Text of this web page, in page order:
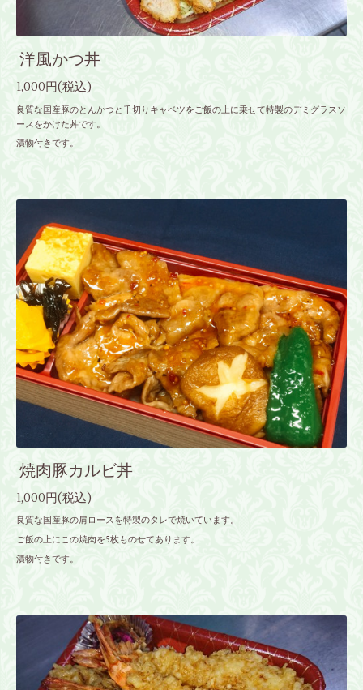
洋風かつ丼
1,000円(税込)
良質な国産豚のとんかつと千切りキャベツをご飯の上に乗せて特製のデミグラスソ
ースをかけた丼です。
漬物付きです。
焼肉豚カルビ丼
1,000円(税込)
良質な国産豚の肩ロースを特製のタレで焼いています。
ご飯の上にこの焼肉を5枚ものせてあります。
漬物付きです。